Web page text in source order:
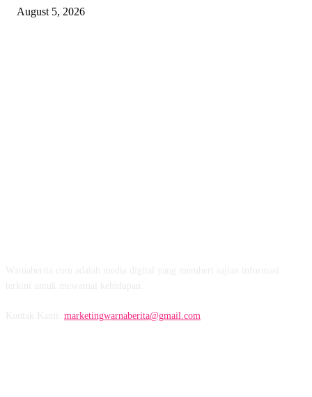
August 5, 2026
marketingwarnaberita@gmail.com